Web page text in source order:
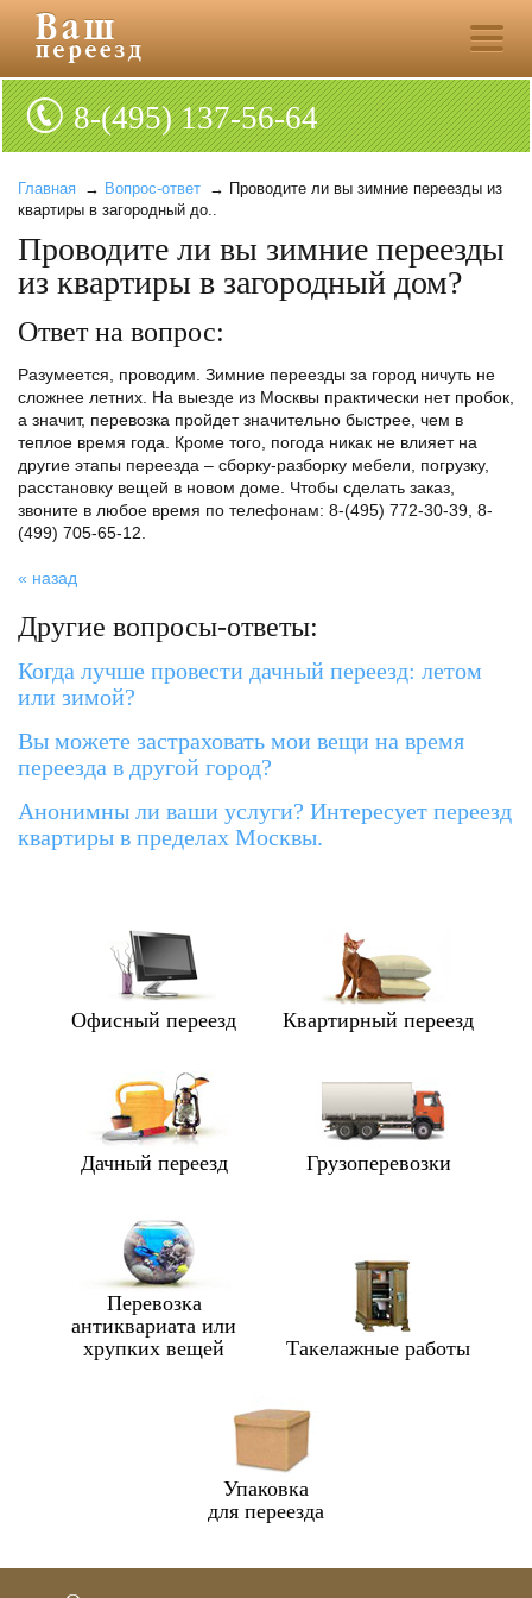
8-(495) 137-56-64
Главная → Вопрос-ответ → Проводите ли вы зимние переезды из
квартиры в загородный до..
Проводите ли вы зимние переезды
из квартиры в загородный дом?
Ответ на вопрос:
Разумеется, проводим. Зимние переезды за город ничуть не
сложнее летних. На выезде из Москвы практически нет пробок,
а значит, перевозка пройдет значительно быстрее, чем в
теплое время года. Кроме того, погода никак не влияет на
другие этапы переезда – сборку-разборку мебели, погрузку,
расстановку вещей в новом доме. Чтобы сделать заказ,
звоните в любое время по телефонам: 8-(495) 772-30-39, 8-
(499) 705-65-12.
« назад
Другие вопросы-ответы:
Когда лучше провести дачный переезд: летом
или зимой?
Вы можете застраховать мои вещи на время
переезда в другой город?
Анонимны ли ваши услуги? Интересует переезд
квартиры в пределах Москвы.
Офисный переезд Квартирный переезд
Дачный переезд Грузоперевозки
Перевозка
антиквариата или
хрупких вещей
Такелажные работы
Упаковка
для переезда